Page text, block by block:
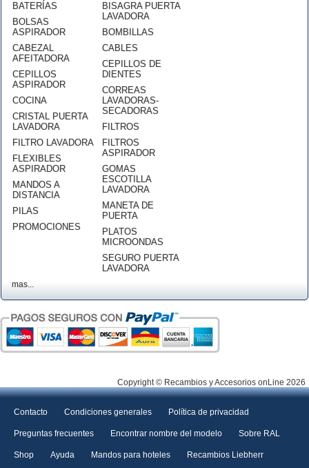
BATERÍAS
BOLSAS
ASPIRADOR
CABEZAL
AFEITADORA
CEPILLOS
ASPIRADOR
COCINA
CRISTAL PUERTA
LAVADORA
FILTRO LAVADORA
FLEXIBLES
ASPIRADOR
MANDOS A
DISTANCIA
PILAS
PROMOCIONES
BISAGRA PUERTA
LAVADORA
BOMBILLAS
CABLES
CEPILLOS DE
DIENTES
CORREAS
LAVADORAS-
SECADORAS
FILTROS
FILTROS
ASPIRADOR
GOMAS
ESCOTILLA
LAVADORA
MANETA DE
PUERTA
PLATOS
MICROONDAS
SEGURO PUERTA
LAVADORA
mas...
Copyright © Recambios y Accesorios onLine 2026
Contacto Condiciones generales Política de privacidad
Preguntas frecuentes Encontrar nombre del modelo Sobre RAL
Shop Ayuda Mandos para hoteles Recambios Liebherr